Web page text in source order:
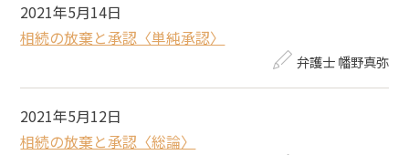
2021年5月14日
相続の放棄と承認〈単純承認〉
弁護士 幡野真弥
2021年5月12日
相続の放棄と承認〈総論〉